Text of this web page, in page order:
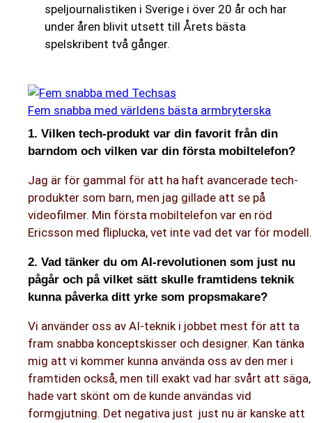
speljournalistiken i Sverige i över 20 år och har
under åren blivit utsett till Årets bästa
spelskribent två gånger.
Fem snabba med världens bästa armbryterska
1. Vilken tech-produkt var din favorit från din
barndom och vilken var din första mobiltelefon?
Jag är för gammal för att ha haft avancerade tech-
produkter som barn, men jag gillade att se på
videofilmer. Min första mobiltelefon var en röd
Ericsson med fliplucka, vet inte vad det var för modell.
2. Vad tänker du om AI-revolutionen som just nu
pågår och på vilket sätt skulle framtidens teknik
kunna påverka ditt yrke som propsmakare?
Vi använder oss av AI-teknik i jobbet mest för att ta
fram snabba konceptskisser och designer. Kan tänka
mig att vi kommer kunna använda oss av den mer i
framtiden också, men till exakt vad har svårt att säga,
hade vart skönt om de kunde användas vid
formgjutning. Det negativa just just nu är kanske att